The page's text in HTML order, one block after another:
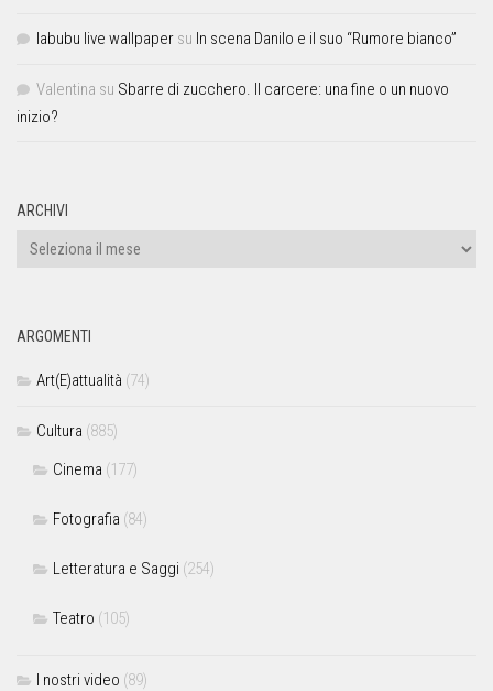
labubu live wallpaper su In scena Danilo e il suo “Rumore bianco”
Valentina su Sbarre di zucchero. Il carcere: una fine o un nuovo
inizio?
ARCHIVI
ARGOMENTI
Art(E)attualità (74)
Cultura (885)
Cinema (177)
Fotografia (84)
Letteratura e Saggi (254)
Teatro (105)
I nostri video (89)